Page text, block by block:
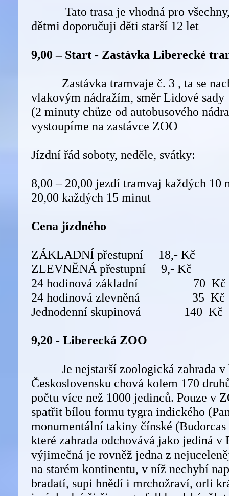
Tato trasa je vhodná pro všechny,
dětmi doporučuji děti starší 12 let
9,00 – Start - Zastávka Liberecké
Zastávka tramvaje č. 3 , ta se
vlakovým nádražím, směr Lidové sady
(2 minuty chůze od autobusového
vystoupíme na zastávce ZOO
Jízdní řád soboty, neděle, svátky:
8,00 – 20,00 jezdí tramvaj každých 10
20,00 každých 15 minut
Cena jízdného
ZÁKLADNÍ přestupní 18,- Kč
ZLEVNĚNÁ přestupní 9,- Kč
24 hodinová základní 70 Kč
24 hodinová zlevněná 35 Kč
Jednodenní skupinová 140 Kč
9,20 - Liberecká ZOO
Je nejstarší zoologická zahrada v
Československu chová kolem 170
počtu více než 1000 jedinců. Pouze v
spatřit bílou formu tygra indického
monumentální takiny čínské
které zahrada odchovává jako jediná v
výjimečná je rovněž jedna z
na starém kontinentu, v níž nechybí
bradatí, supi hnědí i mrchožraví, orli